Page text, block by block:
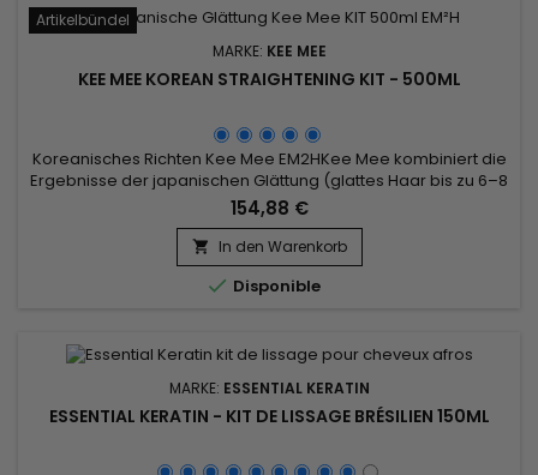
Artikelbündel
MARKE: KEE MEE
KEE MEE KOREAN STRAIGHTENING KIT - 500ML
Koreanisches Richten Kee Mee EM2HKee Mee kombiniert die
Ergebnisse der japanischen Glättung (glattes Haar bis zu 6–8
Monate) und die der brasilianischen Glättung (vollständige
Haarreparatur) ! Es kann für alle Haartypen verwendet
werden: gefärbtes, natürliches, gebleichtes, gesträhntes und
sogar geschädigtes Haar. Die koreanische Glättung von Kee
Mee...
154,88 €
 In den Warenkorb
 Disponible
MARKE: ESSENTIAL KERATIN
ESSENTIAL KERATIN - KIT DE LISSAGE BRÉSILIEN 150ML